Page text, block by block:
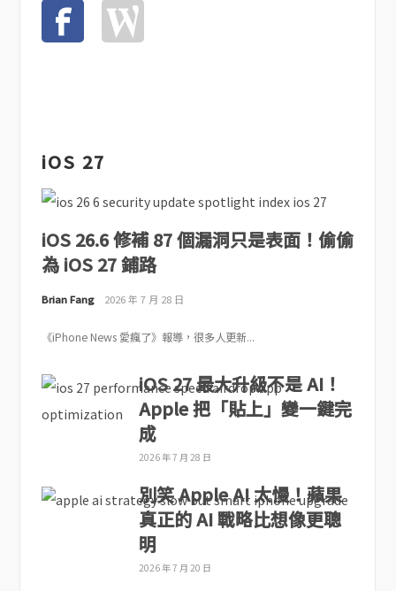
iOS 27
iOS 26.6 修補 87 個漏洞只是表面！偷偷
為 iOS 27 鋪路
Brian Fang 2026 年 7 月 28 日
《iPhone News 愛瘋了》報導，很多人更新...
iOS 27 最大升級不是 AI！
Apple 把「貼上」變一鍵完
成
2026 年 7 月 28 日
別笑 Apple AI 太慢！蘋果
真正的 AI 戰略比想像更聰
明
2026 年 7 月 20 日